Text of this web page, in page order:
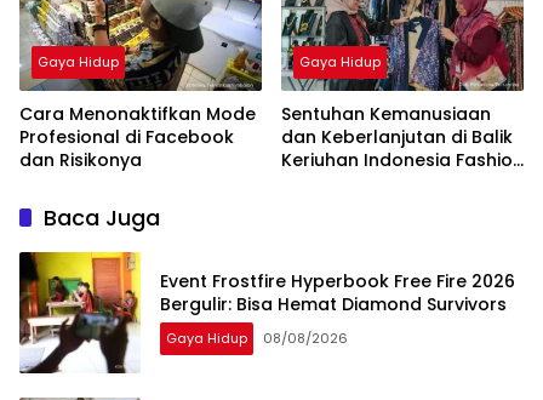
Gaya Hidup
Cara Menonaktifkan Mode
Profesional di Facebook
dan Risikonya
Gaya Hidup
Sentuhan Kemanusiaan
dan Keberlanjutan di Balik
Keriuhan Indonesia Fashion
Baca Juga
Event Frostfire Hyperbook Free Fire 2026
Bergulir: Bisa Hemat Diamond Survivors
Gaya Hidup 08/08/2026